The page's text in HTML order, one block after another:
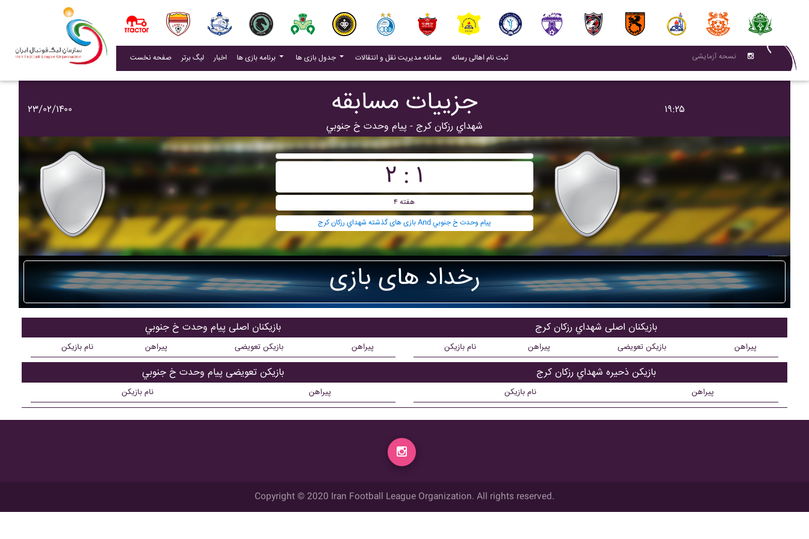
صفحه نخست لیگ برتر اخبار(current) برنامه بازی ها جدول بازی ها سامانه مدیریت نقل و انتقالات (current)
ثبت نام اهالی رسانه(current) نسحه آزمایشی
۲۳/۰۲/۱۴۰۰ جزییات مسابقه
شهداي رزکان کرج - پيام وحدت خ جنوبي
۱۹:۲۵
۲ : ۱
هفته ۴
بازی های گذشته شهداي رزکان کرج And پيام وحدت خ جنوبي
رخداد های بازی
بازیکنان اصلی پيام وحدت خ جنوبي
نام بازیکن پیراهن بازیکن تعویضی پیراهن
بازیکن تعویضی پيام وحدت خ جنوبي
نام بازیکن پیراهن
بازیکنان اصلی شهداي رزکان کرج
نام بازیکن پیراهن بازیکن تعویضی پیراهن
بازیکن ذحیره شهداي رزکان کرج
نام بازیکن پیراهن
Copyright © 2020 Iran Football League Organization. All rights reserved.